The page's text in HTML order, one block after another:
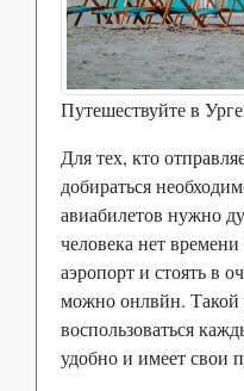
Путешествуйте в
Для тех, кто
добираться
авиабилетов нужно
человека нет времени
аэропорт и стоять в
можно онлвйн. Такой
воспользоваться
удобно и имеет свои